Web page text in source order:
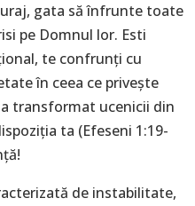
gata să înfrunte toate
pe Domnul lor. Esti
te confrunți cu
în ceea ce privește
transformat ucenicii din
ta (Efeseni 1:19-
de instabilitate,